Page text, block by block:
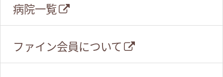
病院一覧
ファイン会員について